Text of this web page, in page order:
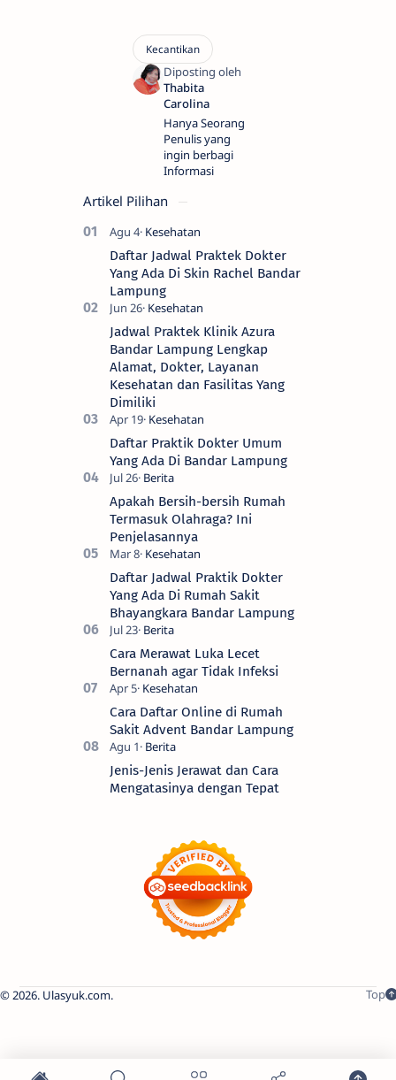
Hanya Seorang
Penulis yang
ingin berbagi
Informasi
Artikel Pilihan
Daftar Jadwal Praktek Dokter
Yang Ada Di Skin Rachel Bandar
Lampung
Jadwal Praktek Klinik Azura
Bandar Lampung Lengkap
Alamat, Dokter, Layanan
Kesehatan dan Fasilitas Yang
Dimiliki
Daftar Praktik Dokter Umum
Yang Ada Di Bandar Lampung
Apakah Bersih-bersih Rumah
Termasuk Olahraga? Ini
Penjelasannya
Daftar Jadwal Praktik Dokter
Yang Ada Di Rumah Sakit
Bhayangkara Bandar Lampung
Cara Merawat Luka Lecet
Bernanah agar Tidak Infeksi
Cara Daftar Online di Rumah
Sakit Advent Bandar Lampung
Jenis-Jenis Jerawat dan Cara
Mengatasinya dengan Tepat
2026. Ulasyuk.com.